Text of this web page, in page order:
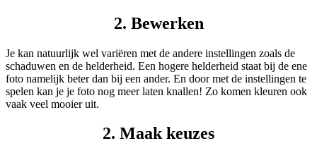
2. Bewerken
Je kan natuurlijk wel variëren met de andere instellingen zoals de
schaduwen en de helderheid. Een hogere helderheid staat bij de ene
foto namelijk beter dan bij een ander. En door met de instellingen te
spelen kan je je foto nog meer laten knallen! Zo komen kleuren ook
vaak veel mooier uit.
2. Maak keuzes